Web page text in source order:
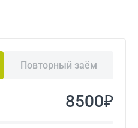
Повторный заём
₽